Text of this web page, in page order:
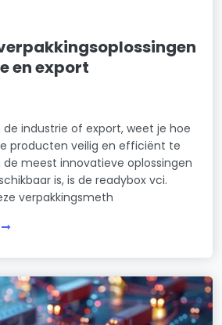
en export
industrie of export, weet je hoe
producten veilig en efficiënt te
de meest innovatieve oplossingen
is, is de readybox vci.
verpakkingsmeth